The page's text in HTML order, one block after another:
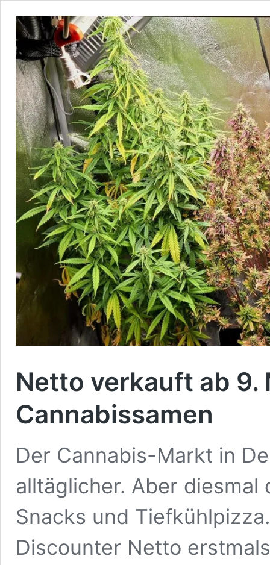
Netto verkauft ab 9.
Cannabissamen
Der Cannabis-Markt in
alltäglicher. Aber
Snacks und
Discounter Netto